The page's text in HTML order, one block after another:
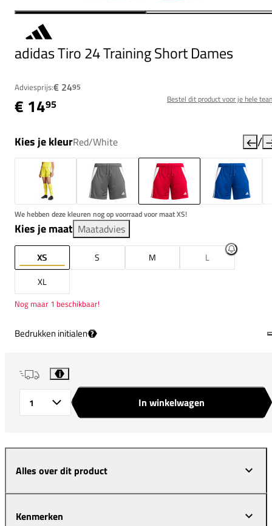
adidas Tiro 24 Training Short Dames
Adviesprijs:€ 2495
€ 1495 Bestel dit product voor je hele
Kies je kleurRed/White /
We hebben deze kleuren nog op voorraad voor maat XS!
Kies je maat Maatadvies
XS S M
L
XL
Nog maar 1 beschikbaar!
Bedrukken initialen ?
i
In winkelwagen
Alles over dit product
Kenmerken